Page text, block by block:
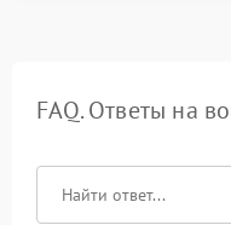
FAQ. Ответы на